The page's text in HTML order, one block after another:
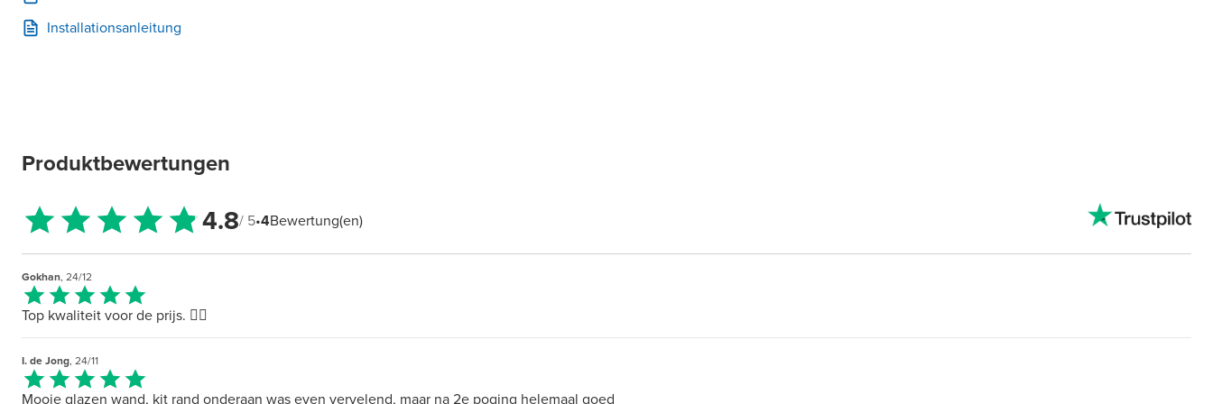
Installationsanleitung
Produktbewertungen
4.8/ 5•4Bewertung(en)
Gokhan, 24/12
Top kwaliteit voor de prijs. 👍🏻
I. de Jong, 24/11
Mooie glazen wand, kit rand onderaan was even vervelend, maar na 2e poging helemaal goed